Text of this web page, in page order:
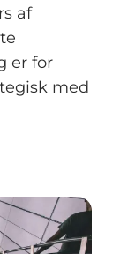
af
er for
med